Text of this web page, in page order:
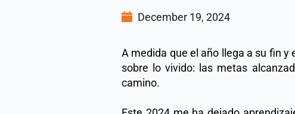
December 19, 2024
A medida que el año llega a su fin
sobre lo vivido: las metas
camino.